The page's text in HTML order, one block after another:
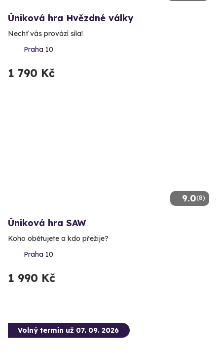
Úniková hra Hvězdné války
Nechť vás provází síla!
Praha 10
1 790 Kč
9.0(8)
Úniková hra SAW
Koho obětujete a kdo přežije?
Praha 10
1 990 Kč
Volný termín už 07. 09. 2026